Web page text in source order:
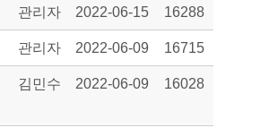
관리자 2022-06-15 16288
관리자 2022-06-09 16715
김민수 2022-06-09 16028